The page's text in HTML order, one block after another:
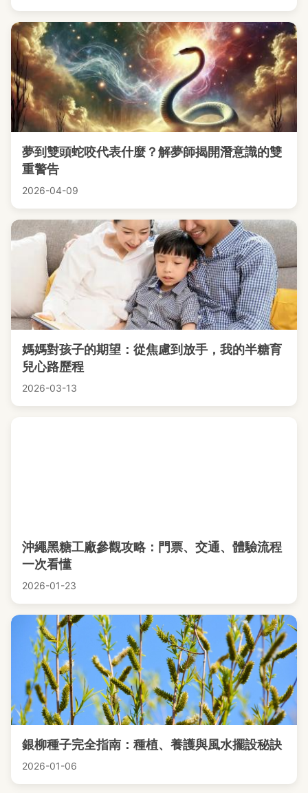
夢到雙頭蛇咬代表什麼？解夢師揭開潛意識的雙
重警告
2026-04-09
媽媽對孩子的期望：從焦慮到放手，我的半糖育
兒心路歷程
2026-03-13
沖繩黑糖工廠參觀攻略：門票、交通、體驗流程
一次看懂
2026-01-23
銀柳種子完全指南：種植、養護與風水擺設秘訣
2026-01-06